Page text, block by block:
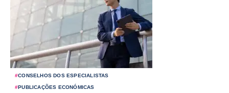
#CONSELHOS DOS ESPECIALISTAS
#PUBLICAÇÕES ECONÓMICAS